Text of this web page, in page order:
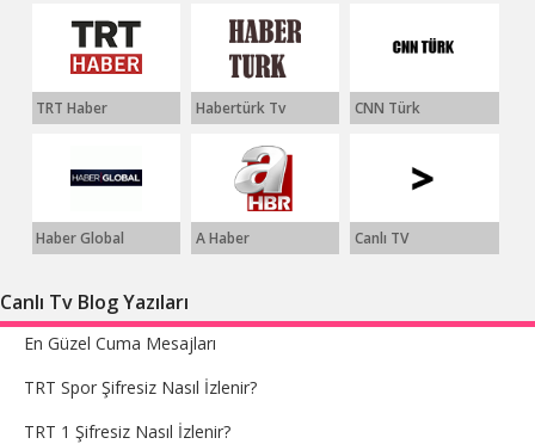
TRT Haber Habertürk Tv CNN Türk
Haber Global A Haber Canlı TV
Canlı Tv Blog Yazıları
En Güzel Cuma Mesajları
TRT Spor Şifresiz Nasıl İzlenir?
TRT 1 Şifresiz Nasıl İzlenir?